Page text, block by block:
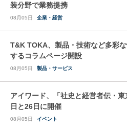
装分野で業務提携
08月05日 企業・経営
T&K TOKA、製品・技術など多彩
するコラムページ開設
08月05日 製品・サービス
アイワード、「社史と経営者伝・
日と26日に開催
08月05日 イベント